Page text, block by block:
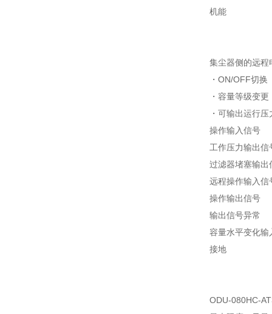
机能
集尘器侧的远程
・ON/OFF切换
・容量等级变更
・可输出运行
操作输入信号
工作压力输出
过滤器堵塞输出
远程操作输入信
操作输出信号
输出信号异常
容量水平变化输
接地
ODU-080HC-